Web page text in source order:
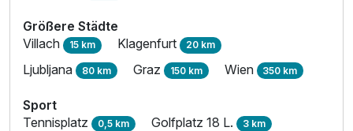
Größere Städte
Villach 15 km Klagenfurt 20 km
Ljubljana 80 km Graz 150 km Wien 350 km
Sport
Tennisplatz 0,5 km Golfplatz 18 L. 3 km